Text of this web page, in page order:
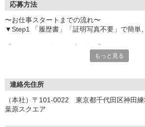
応募方法
〜お仕事スタートまでの流れ〜
▼Step1 「履歴書」「証明写真不要」で簡単
いつでも好きな時間に登録OK
受付時間/平日9:00〜19:00
【来場登録（目安1時間30分）】
もっと見る
連絡先住所
（本社）〒101-0022 東京都千代田区神田
葉原スクエア